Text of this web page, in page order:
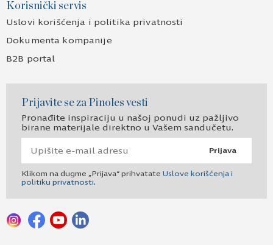
Korisnički servis
Uslovi korišćenja i politika privatnosti
Dokumenta kompanije
B2B portal
Prijavite se za Pinoles vesti
Pronađite inspiraciju u našoj ponudi uz pažljivo
birane materijale direktno u Vašem sandučetu.
Prijava
Klikom na dugme „Prijava“ prihvatate Uslove korišćenja i
politiku privatnosti.